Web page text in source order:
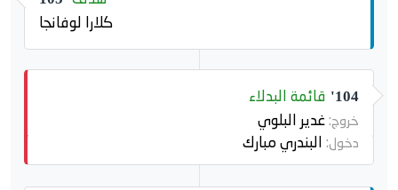
كلارا لوفانجا
104' قائمة البدلاء
خروج:غدير البلوي
دخول: البندري مبارك